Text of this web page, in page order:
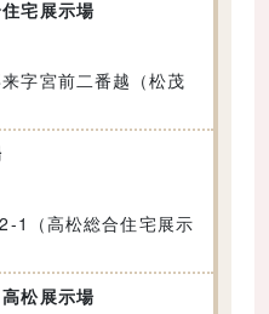
宅展示場
字宮前二番越（松茂
1（高松総合住宅展示
松展示場